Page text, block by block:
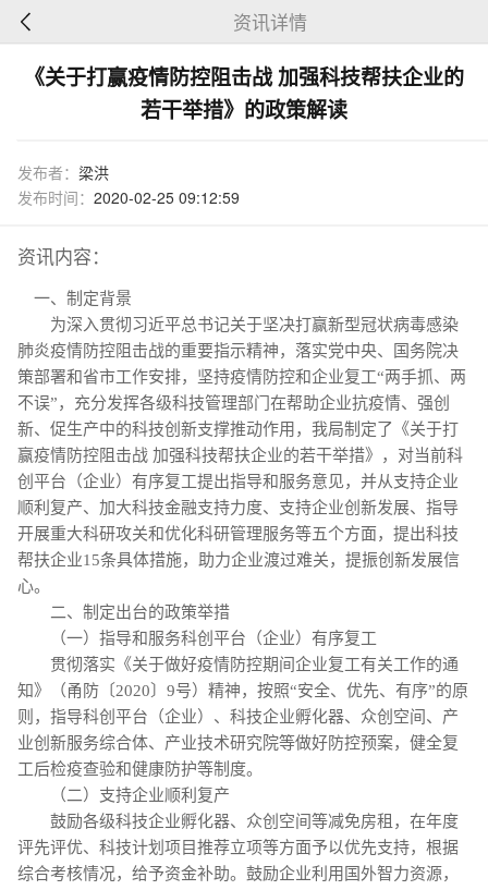
资讯详情
《关于打赢疫情防控阻击战 加强科技帮扶企业的
若干举措》的政策解读
发布者： 梁洪
发布时间： 2020-02-25 09:12:59
资讯内容：
一、制定背景
为深入贯彻习近平总书记关于坚决打赢新型冠状病毒感染
肺炎疫情防控阻击战的重要指示精神，落实党中央、国务院决
策部署和省市工作安排，坚持疫情防控和企业复工“两手抓、两
不误”，充分发挥各级科技管理部门在帮助企业抗疫情、强创
新、促生产中的科技创新支撑推动作用，我局制定了《关于打
赢疫情防控阻击战 加强科技帮扶企业的若干举措》，对当前科
创平台（企业）有序复工提出指导和服务意见，并从支持企业
顺利复产、加大科技金融支持力度、支持企业创新发展、指导
开展重大科研攻关和优化科研管理服务等五个方面，提出科技
帮扶企业15条具体措施，助力企业渡过难关，提振创新发展信
心。
二、制定出台的政策举措
（一）指导和服务科创平台（企业）有序复工
贯彻落实《关于做好疫情防控期间企业复工有关工作的通
知》（甬防〔2020〕9号）精神，按照“安全、优先、有序”的原
则，指导科创平台（企业）、科技企业孵化器、众创空间、产
业创新服务综合体、产业技术研究院等做好防控预案，健全复
工后检疫查验和健康防护等制度。
（二）支持企业顺利复产
鼓励各级科技企业孵化器、众创空间等减免房租，在年度
评先评优、科技计划项目推荐立项等方面予以优先支持，根据
综合考核情况，给予资金补助。鼓励企业利用国外智力资源，